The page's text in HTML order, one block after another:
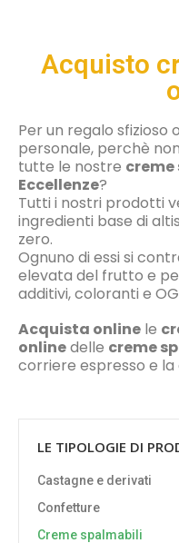
Acquisto
Per un regalo
personale, perchè
tutte le nostre
Eccellenze?
Tutti i nostri prodotti
ingredienti base di
zero.
Ognuno di essi si
elevata del frutto e
additivi, coloranti e
Acquista online le
onlinedelle creme
corriere espresso e la
LE TIPOLOGIE DI
Castagne e derivati
Confetture
Creme spalmabili